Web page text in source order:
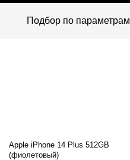
Подбор по параметрам
Apple iPhone 14 Plus 512GB
(фиолетовый)